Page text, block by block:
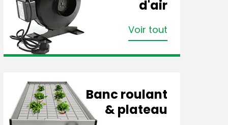
d'air
Voir tout
Banc roulant
& plateau